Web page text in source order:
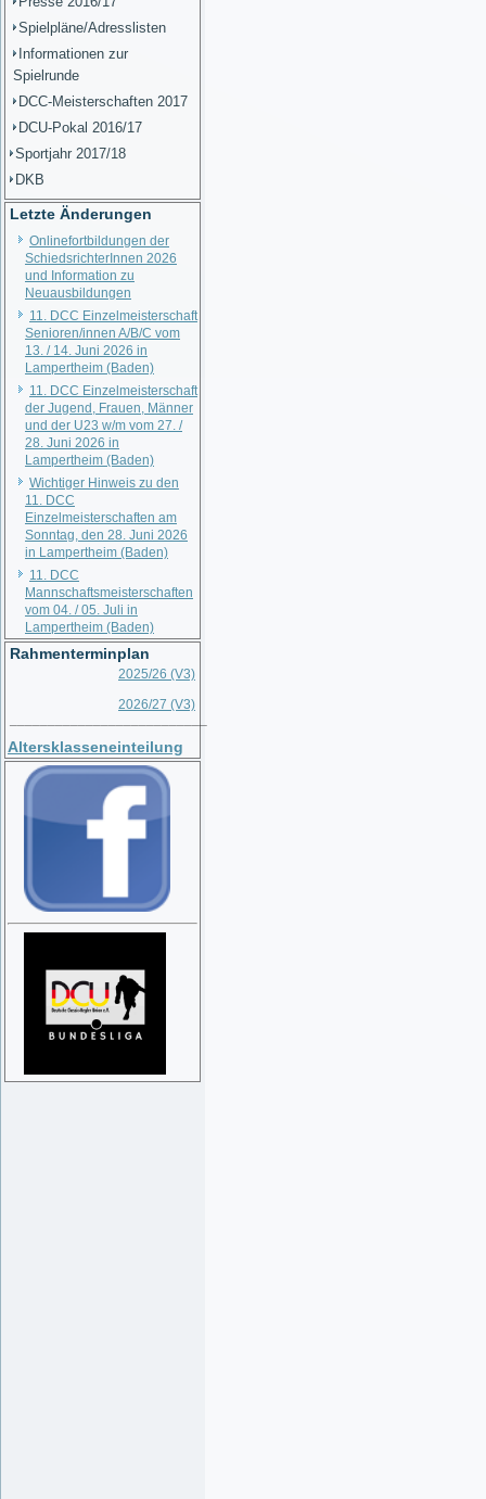
Spielpläne/Adresslisten
Informationen zur
Spielrunde
DCC-Meisterschaften 2017
DCU-Pokal 2016/17
Sportjahr 2017/18
DKB
Letzte Änderungen
Onlinefortbildungen der
SchiedsrichterInnen 2026
und Information zu
Neuausbildungen
11. DCC Einzelmeisterschaft
Senioren/innen A/B/C vom
13. / 14. Juni 2026 in
Lampertheim (Baden)
11. DCC Einzelmeisterschaft
der Jugend, Frauen, Männer
und der U23 w/m vom 27. /
28. Juni 2026 in
Lampertheim (Baden)
Wichtiger Hinweis zu den
11. DCC
Einzelmeisterschaften am
Sonntag, den 28. Juni 2026
in Lampertheim (Baden)
11. DCC
Mannschaftsmeisterschaften
vom 04. / 05. Juli in
Lampertheim (Baden)
Rahmenterminplan
2025/26 (V3)
2026/27 (V3)
Altersklasseneinteilung